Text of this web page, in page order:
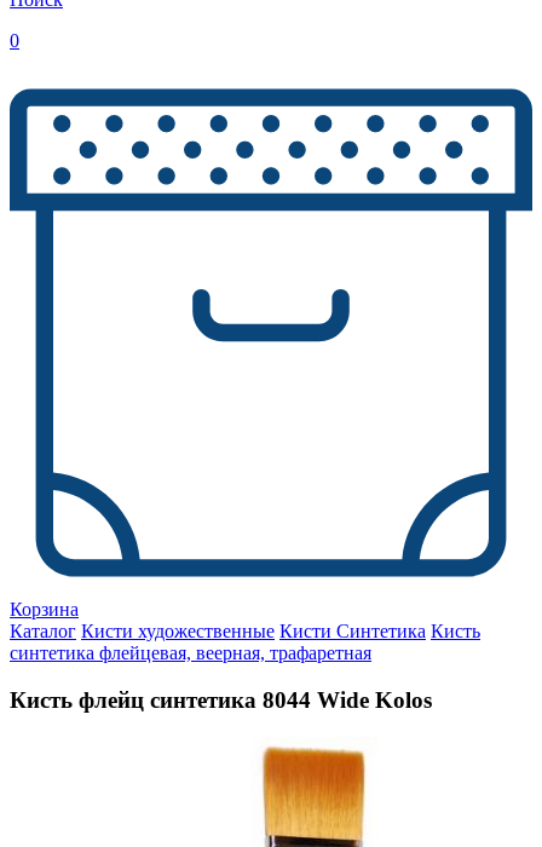
0
Корзина
Каталог Кисти художественные Кисти Синтетика Кисть
синтетика флейцевая, веерная, трафаретная
Кисть флейц синтетика 8044 Wide Kolos